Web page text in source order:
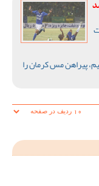
ساعت
پیراهن مس کرمان را